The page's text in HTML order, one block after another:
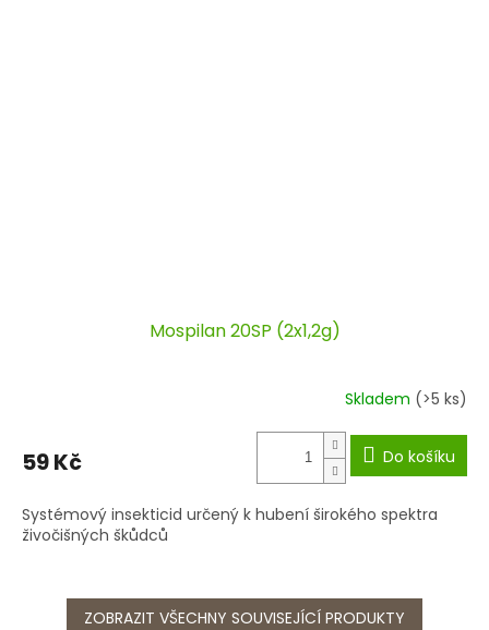
Mospilan 20SP (2x1,2g)
Skladem (>5 ks)
59 Kč Do košíku
Systémový insekticid určený k hubení širokého spektra
živočišných škůdců
ZOBRAZIT VŠECHNY SOUVISEJÍCÍ PRODUKTY